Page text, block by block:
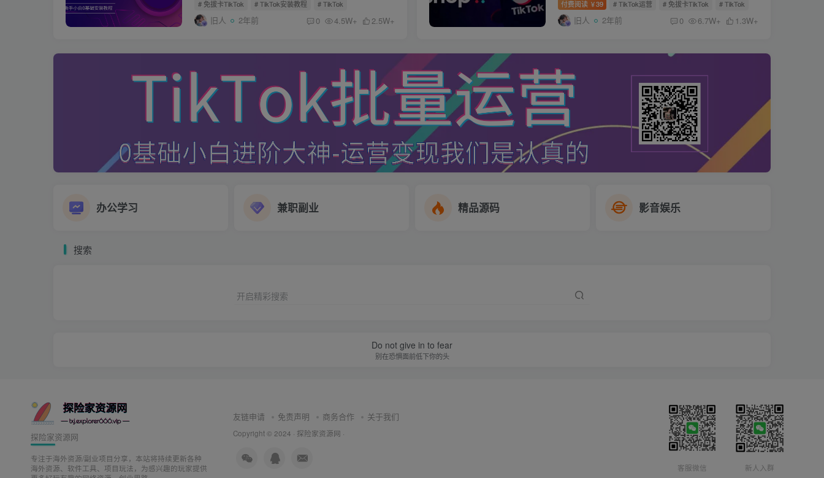
# 免拔卡TikTok # TikTok安装教程 # TikTok
旧人 2年前 0 4.5W+ 2.5W+
付费阅读 ￥39 # TikTok运营 # 免拔卡TikTok # TikTok
旧人 2年前 0 6.7W+ 1.3W+
办公学习 兼职副业 精品源码 影音娱乐
搜索
开启精彩搜索
Do not give in to fear
别在恐惧面前低下你的头
探险家资源网
专注于海外资源/副业项目分享，本站将持续更新各种
海外资源、软件工具、项目玩法，为感兴趣的玩家提供
友链申请 免责声明 商务合作 关于我们
Copyright © 2024 · 探险家资源网 ·
客服微信 新人入群